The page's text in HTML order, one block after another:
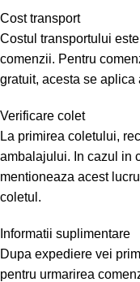
Cost transport
Costul transportului
comenzii. Pentru
gratuit, acesta se aplica
Verificare colet
La primirea coletului,
ambalajului. In cazul in
mentioneaza acest
coletul.
Informatii suplimentare
Dupa expediere vei
pentru urmarirea